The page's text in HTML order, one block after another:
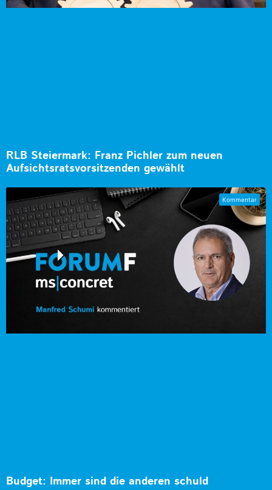
RLB Steiermark: Franz Pichler zum neuen
Aufsichtsratsvorsitzenden gewählt
Budget: Immer sind die anderen schuld